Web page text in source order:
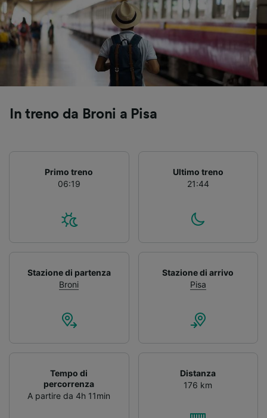
In treno da Broni a Pisa
Primo treno
06:19
Ultimo treno
21:44
Stazione di partenza
Broni
Stazione di arrivo
Pisa
Tempo di
percorrenza
A partire da 4h 11min
Distanza
176 km
Utilizzare dati di geolocalizzazione precisi.
Scansione attiva delle caratteristiche del
dispositivo ai fini dell’identificazione.
Archiviare informazioni su dispositivo e/o
accedervi. Pubblicità e contenuti
personalizzati, misurazione delle prestazioni
dei contenuti e degli annunci, ricerche sul
Elenco dei partner (fornitori)